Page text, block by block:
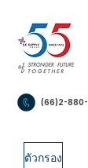
(66)2-
ตัวกรอง